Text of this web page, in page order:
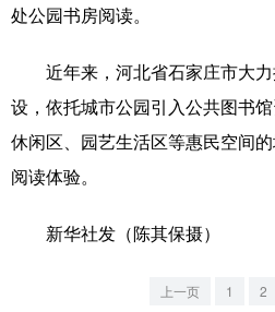
彩票
公益 一带一路
文化产业
吉林
处公园书房阅读。
近年来，河北省石家庄市大力
设，依托城市公园引入公共图书馆
休闲区、园艺生活区等惠民空间
阅读体验。
新华社发（陈其保摄）
上一页 1 2